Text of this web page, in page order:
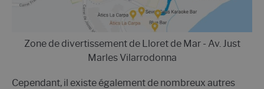
Zone de divertissement de Lloret de Mar - Av. Just
Marles Vilarrodonna
Cependant, il existe également de nombreux autres